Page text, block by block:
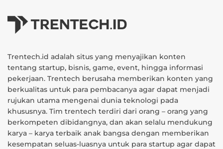
Trentech.id adalah situs yang menyajikan konten
tentang startup, bisnis, game, event, hingga informasi
pekerjaan. Trentech berusaha memberikan konten yang
berkualitas untuk para pembacanya agar dapat menjadi
rujukan utama mengenai dunia teknologi pada
khususnya. Tim trentech terdiri dari orang – orang yang
berkompeten dibidangnya, dan akan selalu mendukung
karya – karya terbaik anak bangsa dengan memberikan
kesempatan seluas-luasnya untuk para startup agar dapat